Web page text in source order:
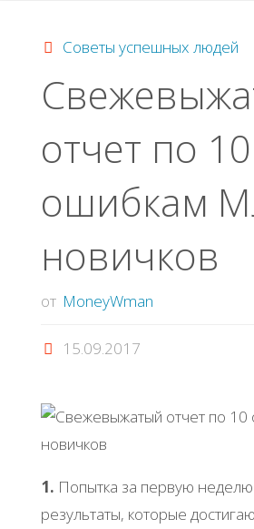
Советы успешных людей
отчет по 10
ошибкам
новичков
от MoneyWman
15.09.2017
1. Попытка за первую неделю
результаты, которые